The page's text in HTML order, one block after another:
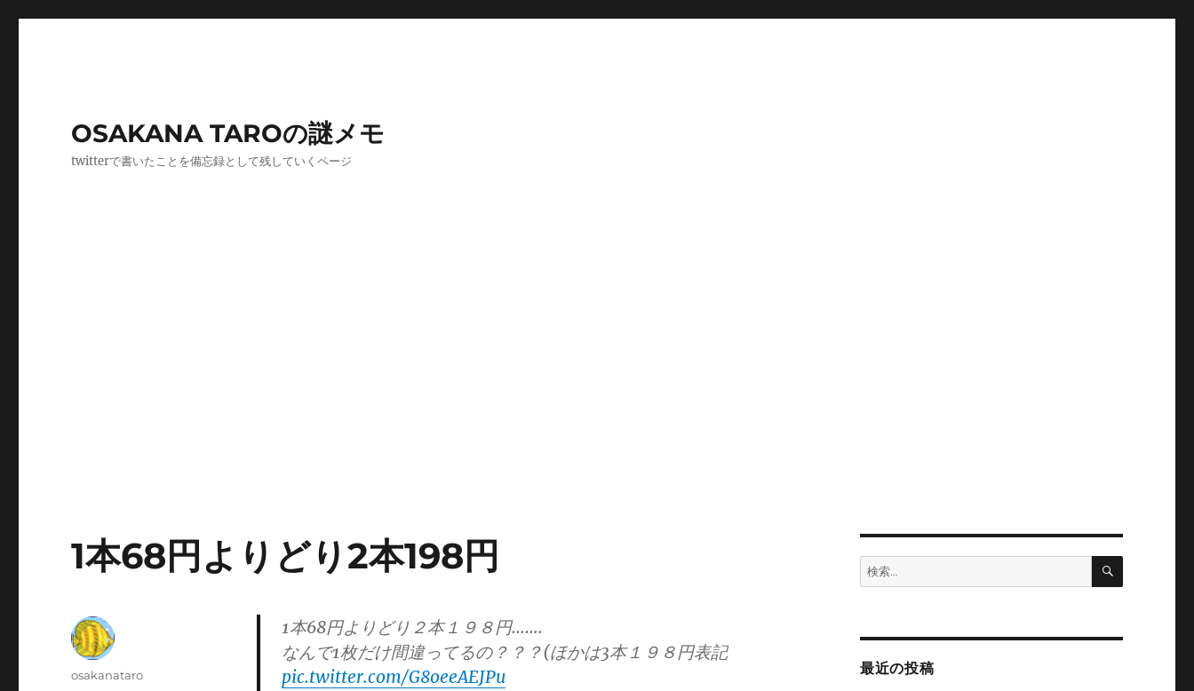
OSAKANA TAROの謎メモ
twitterで書いたことを備忘録として残していくページ
1本68円よりどり2本198円
1本68円よりどり２本１９８円…….
なんで1枚だけ間違ってるの？？？(ほかは3本１９８円表記
pic.twitter.com/G8oeeAEJPu
投
osakanataro
検
索:
検
最近の投稿